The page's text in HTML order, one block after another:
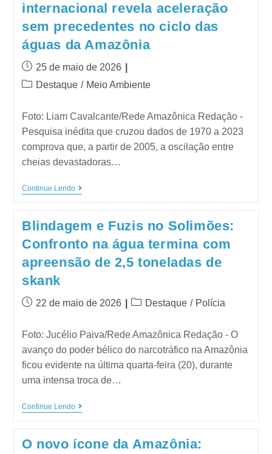
internacional revela aceleração
sem precedentes no ciclo das
águas da Amazônia
25 de maio de 2026
Destaque / Meio Ambiente
Foto: Liam Cavalcante/Rede Amazônica Redação -
Pesquisa inédita que cruzou dados de 1970 a 2023
comprova que, a partir de 2005, a oscilação entre
cheias devastadoras…
Continue Lendo
Blindagem e Fuzis no Solimões:
Confronto na água termina com
apreensão de 2,5 toneladas de
skank
22 de maio de 2026 Destaque / Polícia
Foto: Jucélio Paiva/Rede Amazônica Redação - O
avanço do poder bélico do narcotráfico na Amazônia
ficou evidente na última quarta-feira (20), durante
uma intensa troca de…
Continue Lendo
O novo ícone da Amazônia: